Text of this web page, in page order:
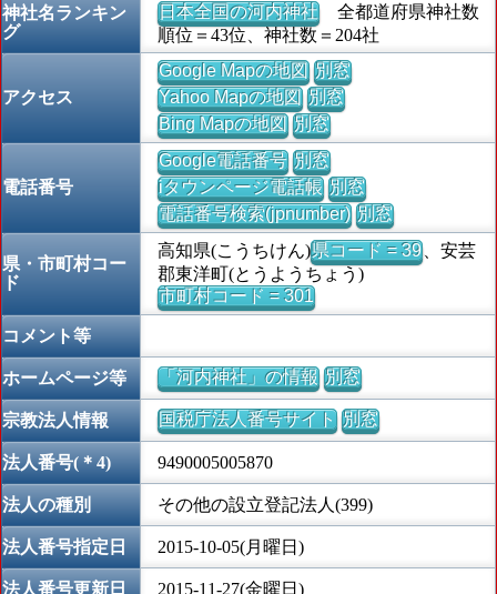
神社名ランキン
グ
日本全国の河内神社全都道府県神社数
順位＝43位、神社数＝204社
アクセス
Google Mapの地図 別窓
Yahoo Mapの地図 別窓
Bing Mapの地図 別窓
電話番号
Google電話番号 別窓
iタウンページ電話帳 別窓
電話番号検索(jpnumber) 別窓
県・市町村コー
ド
高知県(こうちけん)県コード = 39、安芸
郡東洋町(とうようちょう)
市町村コード = 301
コメント等
ホームページ等 「河内神社」の情報 別窓
宗教法人情報 国税庁法人番号サイト 別窓
法人番号(＊4) 9490005005870
法人の種別 その他の設立登記法人(399)
法人番号指定日 2015-10-05(月曜日)
法人番号更新日 2015-11-27(金曜日)